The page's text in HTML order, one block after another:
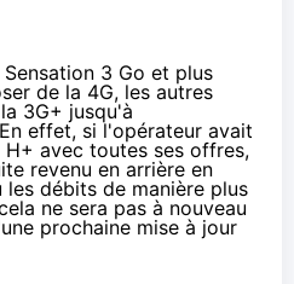
3 Go et plus
de la 4G, les autres
3G+ jusqu'à
effet, si l'opérateur avait
H+ avec toutes ses offres,
revenu en arrière en
les débits de manière plus
ne sera pas à nouveau
prochaine mise à jour